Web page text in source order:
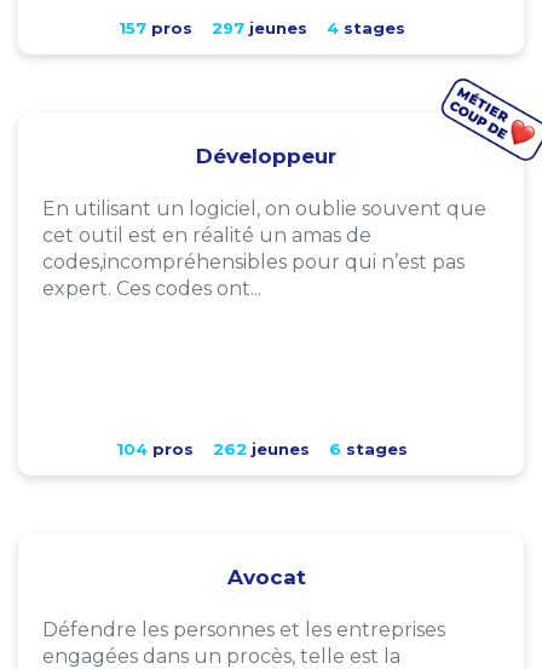
157pros 297jeunes 4stages
Développeur
En utilisant un logiciel, on oublie souvent que
cet outil est en réalité un amas de
codes,incompréhensibles pour qui n’est pas
expert. Ces codes ont...
104pros 262 jeunes 6 stages
Avocat
Défendre les personnes et les entreprises
engagées dans un procès, telle est la